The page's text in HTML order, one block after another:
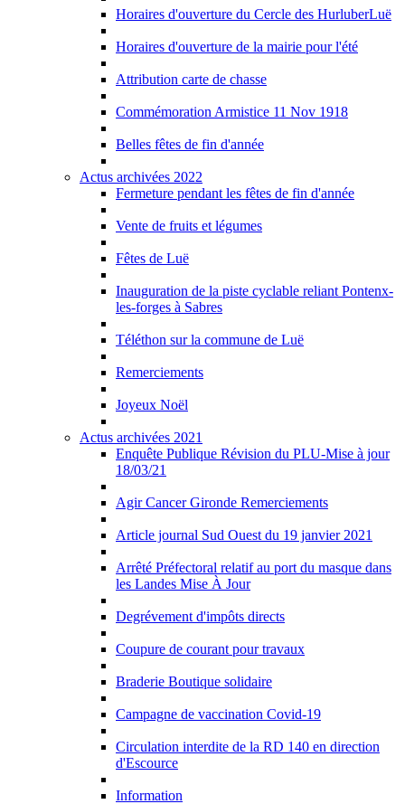
Horaires d'ouverture du Cercle des HurluberLuë
Horaires d'ouverture de la mairie pour l'été
Attribution carte de chasse
Commémoration Armistice 11 Nov 1918
Belles fêtes de fin d'année
Actus archivées 2022
Fermeture pendant les fêtes de fin d'année
Vente de fruits et légumes
Fêtes de Luë
Inauguration de la piste cyclable reliant Pontenx-
les-forges à Sabres
Téléthon sur la commune de Luë
Remerciements
Joyeux Noël
Actus archivées 2021
Enquête Publique Révision du PLU-Mise à jour
18/03/21
Agir Cancer Gironde Remerciements
Article journal Sud Ouest du 19 janvier 2021
Arrêté Préfectoral relatif au port du masque dans
les Landes Mise À Jour
Degrévement d'impôts directs
Coupure de courant pour travaux
Braderie Boutique solidaire
Campagne de vaccination Covid-19
Circulation interdite de la RD 140 en direction
d'Escource
Information